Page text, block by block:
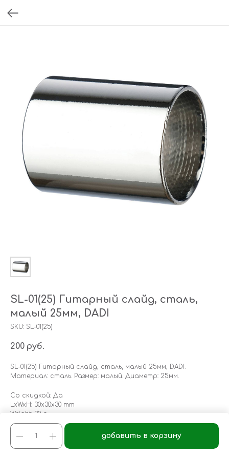
SL-01(25) Гитарный слайд, сталь,
малый 25мм, DADI
SKU: SL-01(25)
200 руб.
добавить в корзину
SL-01(25) Гитарный слайд, сталь, малый 25мм, DADI.
Материал: сталь. Размер: малый. Диаметр: 25мм.
Со скидкой: Да
LxWxH: 30x30x30 mm
Weight: 30 g